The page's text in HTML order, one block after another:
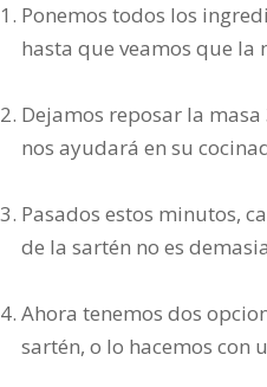
Ponemos todos los
hasta que veamos que la
Dejamos reposar la
nos ayudará en su
Pasados estos minutos,
de la sartén no es
Ahora tenemos dos
sartén, o lo hacemos con